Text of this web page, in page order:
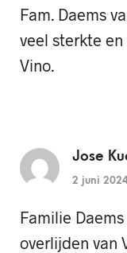
Fam. Daems
veel sterkte
Vino.
Jose
2 juni
Familie
overlijden van